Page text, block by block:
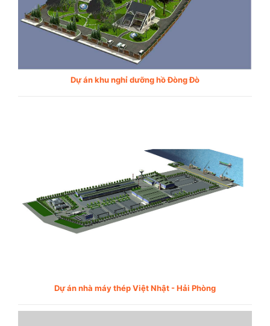
Dự án khu nghỉ dưỡng hồ Đòng Đò
Dự án nhà máy thép Việt Nhật - Hải Phòng